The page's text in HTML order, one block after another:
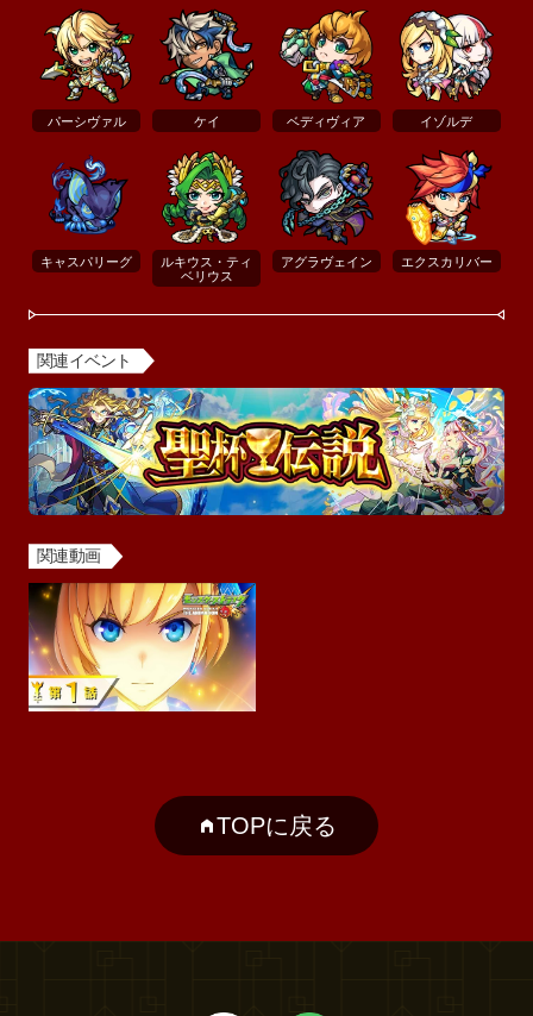
パーシヴァル ケイ ベディヴィア イゾルデ
キャスパリーグ
ルキウス・ティ
ベリウス
アグラヴェイン エクスカリバー
関連イベント
関連動画
TOPに戻る